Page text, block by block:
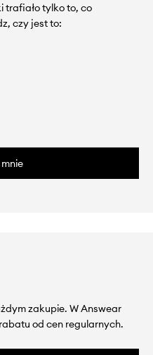
trafiało tylko to, co
czy jest to:
zakupie. W Answear
od cen regularnych.